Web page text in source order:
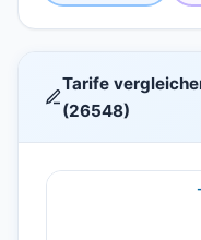
Tarife
(26548)